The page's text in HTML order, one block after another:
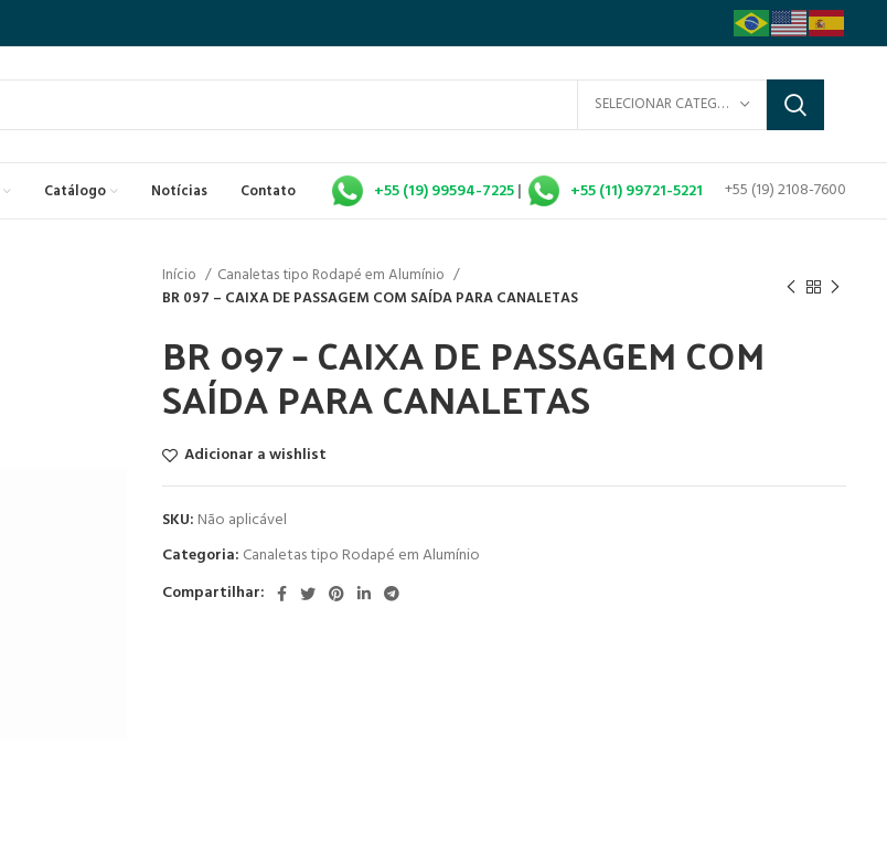
SELECIONAR CATEGORIA
Catálogo Notícias Contato +55 (19) 99594-7225| +55 (11) 99721-5221 +55 (19) 2108-7600
Início
Canaletas tipo Rodapé em Alumínio
BR 097 – CAIXA DE PASSAGEM COM SAÍDA PARA CANALETAS
BR 097 – CAIXA DE PASSAGEM COM
SAÍDA PARA CANALETAS
Adicionar a wishlist
SKU: Não aplicável
Categoria: Canaletas tipo Rodapé em Alumínio
Compartilhar: